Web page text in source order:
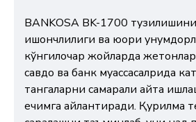
BANKOSA BK-1700
ишончлилиги ва юқори
кўнгилочар жойларда
савдо ва банк муассасалрида
тангаларни самарали қайта
ечимга айлантиради. Қурилма